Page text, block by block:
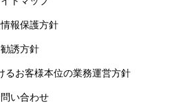
報保護方針
勧誘方針
るお客様本位の業務運営方針
い合わせ